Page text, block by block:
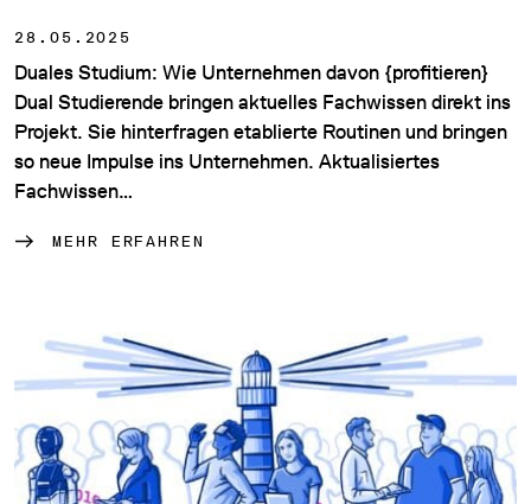
28.05.2025
Duales Studium: Wie Unternehmen davon {profitieren}
Dual Studierende bringen aktuelles Fachwissen direkt ins
Projekt. Sie hinterfragen etablierte Routinen und bringen
so neue Impulse ins Unternehmen. Aktualisiertes
Fachwissen…
MEHR ERFAHREN